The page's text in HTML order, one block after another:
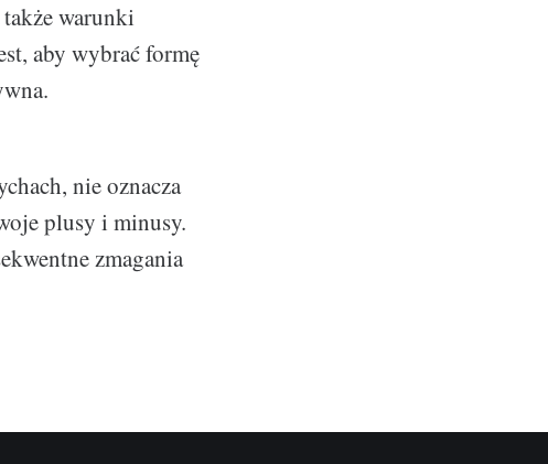
warunki
aby wybrać formę
nie oznacza
plusy i minusy.
zmagania